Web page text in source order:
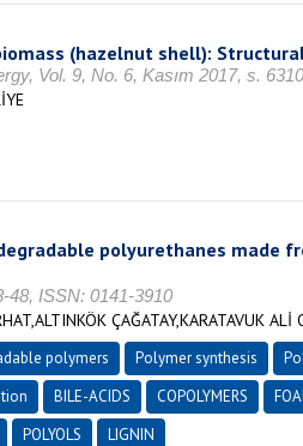
(hazelnut shell):
Vol. 9, No. 6, Kasım 2017, s.
polyurethanes made
48, ISSN: 0141-3910
ÇAĞATAY,KARATAVUK ALİ
polymers Polymer synthesis
BILE-ACIDS COPOLYMERS
POLYOLS LIGNIN